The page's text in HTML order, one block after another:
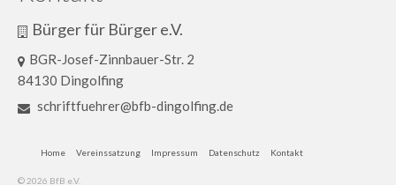
Bürger für Bürger e.V.
BGR-Josef-Zinnbauer-Str. 2
84130 Dingolfing
schriftfuehrer@bfb-dingolfing.de
Home Vereinssatzung Impressum Datenschutz Kontakt
© 2026 BfB e.V.